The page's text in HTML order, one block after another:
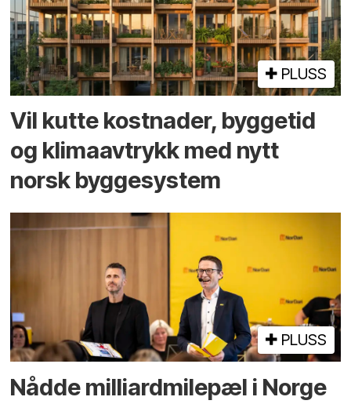
PLUSS
Vil kutte kostnader, byggetid
og klima­avtrykk med nytt
norsk bygge­system
PLUSS
Nådde milliard­­milepæl i Norge